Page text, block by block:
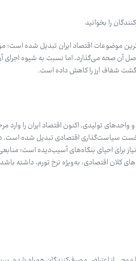
را بخوانید
موضوعات اقتصاد ایران تبدیل شده
آن صحه می‌گذارد، اما نسبت به شیوه اجرای
شفاف ارز را کاهش داده است.
تولیدی، اکنون اقتصاد ایران را وارد
نخست سیاست‌گذاری اقتصادی تبدیل شده است.
برای احیای بنگاه‌های آسیب‌دیده است؛
کلان اقتصادی، به‌ویژه نرخ تورم، داشته